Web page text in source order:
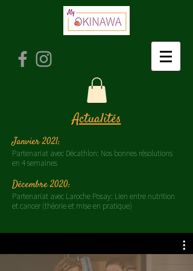
Actualités
Janvier 2021:
Partenariat avec Décathlon: Nos bonnes résolutions
en 4 semaines
Décembre 2020:
Partenariat avec Laroche Posay: Lien entre nutrition
et cancer (théorie et mise en pratique)